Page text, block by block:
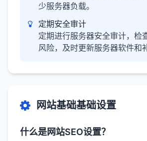
少服务器负载。
定期安全审计
定期进行服务器安全审计，检
风险，及时更新服务器软件和
网站基础基础设置
什么是网站SEO设置？